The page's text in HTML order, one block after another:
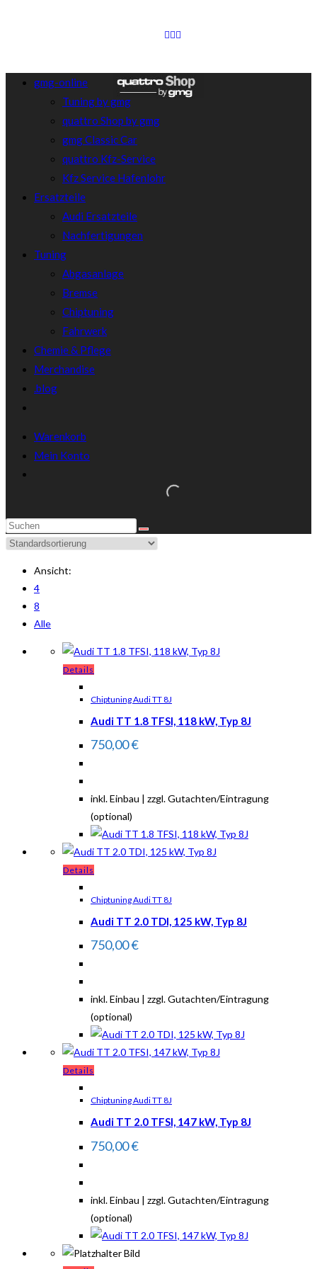
gmg-online
Tuning by gmg
quattro Shop by gmg
gmg Classic Car
quattro Kfz-Service
Kfz Service Hafenlohr
Ersatzteile
Audi Ersatzteile
Nachfertigungen
Tuning
Abgasanlage
Bremse
Chiptuning
Fahrwerk
Chemie & Pflege
Merchandise
.blog
Warenkorb
Mein Konto
Ansicht:
4
8
Alle
Details
Chiptuning Audi TT 8J
Audi TT 1.8 TFSI, 118 kW, Typ 8J
750,00€
inkl. Einbau | zzgl. Gutachten/Eintragung
(optional)
Details
Chiptuning Audi TT 8J
Audi TT 2.0 TDI, 125 kW, Typ 8J
750,00€
inkl. Einbau | zzgl. Gutachten/Eintragung
(optional)
Details
Chiptuning Audi TT 8J
Audi TT 2.0 TFSI, 147 kW, Typ 8J
750,00€
inkl. Einbau | zzgl. Gutachten/Eintragung
(optional)